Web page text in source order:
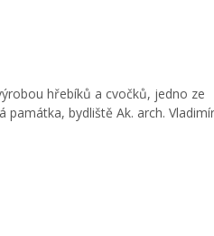
hřebíků a cvočků, jedno ze
bydliště Ak. arch.